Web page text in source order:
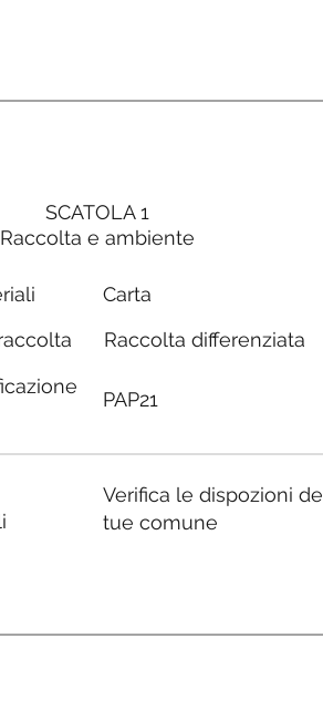
SCATOLA 1
Raccolta e ambiente
Carta
Raccolta differenziata
PAP21
Verifica le dispozioni
tue comune